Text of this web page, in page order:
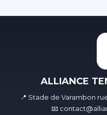
ALLIANCE
📍 Stade de Varambon
📧